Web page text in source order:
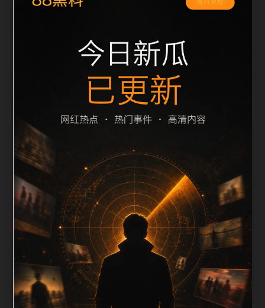
更自然的内链关系。图片说明统一绑定站点主关键词、
栏目内容归集
间识别一致主题。后续每日采集时，建议继续执行远程
图片本地化、坏图默认图兜底、标题去重和 description
长度过滤。如果同一主题下有多个相近页面，应通过不
同角度补充事件背景、访问场景、相关问题或专题入
口，降低站群页面之间的重复感。页面底部保留同类推
荐、上一篇下一篇和 sitemap 入口，保证重要页面点击
深度尽量控制在三次以内。正文维护时可按用户搜索路
径补充三类信息：入口是否稳定、同栏目还有哪些可继
续阅读、移动端打开时图片和摘要是否一致。每次新增
内容后同步检查标题、description、canonical、主题
图、alt、title和推荐链接，确保页面既能被搜索引擎理